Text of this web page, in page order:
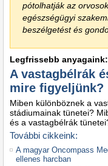
pótolhatják az
egészségügyi
beszélgetést és
Legfrissebb anyagaink:
A vastagbélrák
mire figyeljünk?
Miben különböznek a
stádiumainak tünetei?
és a vastagbélrák
További cikkeink:
A magyar Oncompass
ellenes harcban